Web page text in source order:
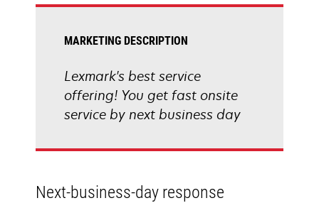
MARKETING DESCRIPTION
Lexmark's best service
offering! You get fast onsite
service by next business day
Next-business-day response